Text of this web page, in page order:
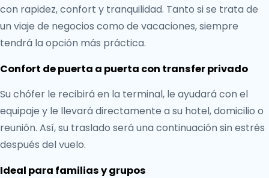
con rapidez, confort y tranquilidad. Tanto si se trata de
un viaje de negocios como de vacaciones, siempre
tendrá la opción más práctica.
Confort de puerta a puerta con transfer privado
Su chófer le recibirá en la terminal, le ayudará con el
equipaje y le llevará directamente a su hotel, domicilio o
reunión. Así, su traslado será una continuación sin estrés
después del vuelo.
Ideal para familias y grupos